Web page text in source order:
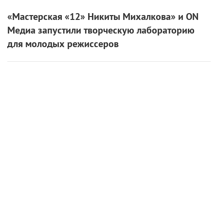
«Мастерская «12» Никиты Михалкова» и ON
Медиа запустили творческую лабораторию
для молодых режиссеров